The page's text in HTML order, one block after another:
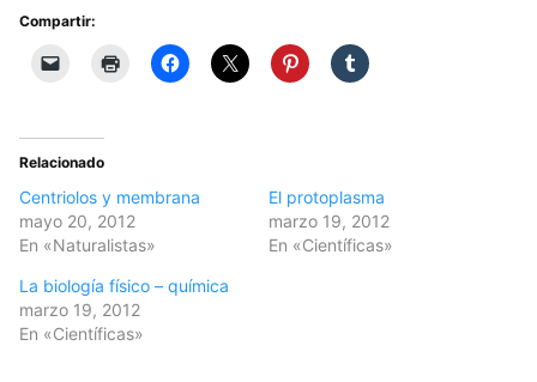
Compartir:
Relacionado
Centriolos y membrana
mayo 20, 2012
En «Naturalistas»
El protoplasma
marzo 19, 2012
En «Científicas»
La biología físico – química
marzo 19, 2012
En «Científicas»